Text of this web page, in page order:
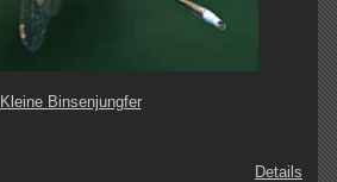
Kleine Binsenjungfer
Details